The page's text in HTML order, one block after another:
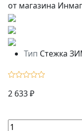
Тип Стежка
2 633 ₽